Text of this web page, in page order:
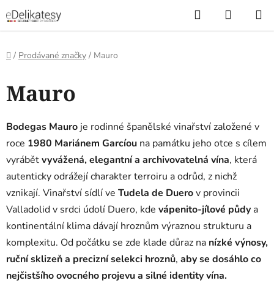
na
obsah
Hledat
KOŠÍK
Domů
/ Prodávané značky / Mauro
Mauro
Bodegas Mauro je rodinné španělské vinařství založené v
roce 1980 Mariánem Garcíou na památku jeho otce s cílem
vyrábětvyvážená, elegantní a archivovatelná vína, která
autenticky odrážejí charakter terroiru a odrůd, z nichž
vznikají. Vinařství sídlí ve Tudela de Duerov provincii
Valladolid v srdci údolí Duero, kde vápenito-jílové půdy a
kontinentální klima dávají hroznům výraznou strukturu a
komplexitu. Od počátku se zde klade důraz na nízké výnosy,
ruční sklizeň a precizní selekci hroznů, aby se dosáhlo co
nejčistšího ovocného projevu a silné identity vína.
ý
p
i
s
p
r
o
d
u
k
t
ů